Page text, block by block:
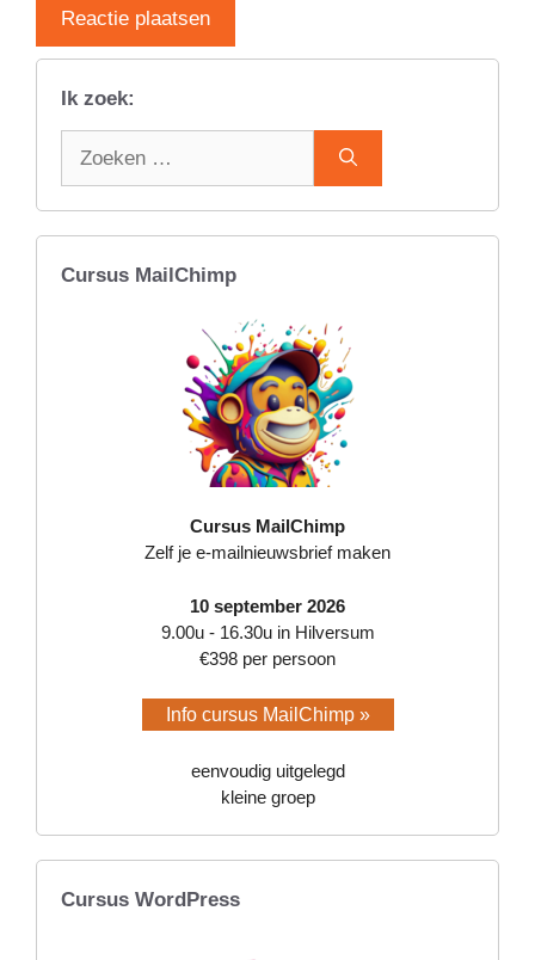
Ik zoek:
Cursus MailChimp
Cursus MailChimp
Zelf je e-mailnieuwsbrief maken
10 september 2026
9.00u - 16.30u in Hilversum
€398 per persoon
Info cursus MailChimp »
eenvoudig uitgelegd
kleine groep
Cursus WordPress